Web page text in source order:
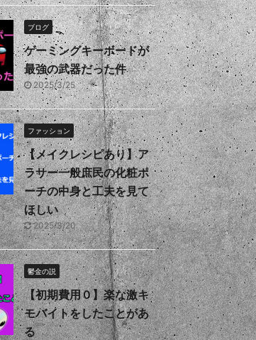
ブログ
ゲーミングキーボードが
最強の武器だった件
2025/3/25
ファッション
【メイクレシピあり】ア
ラサー一般庶民の化粧ポ
ーチの中身と工夫を見て
ほしい
2025/3/20
鬱金の説
【初期費用０】楽な激キ
モバイトをしたことがあ
る